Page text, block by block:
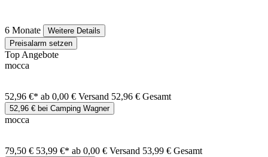
6 Monate
Weitere Details
Preisalarm setzen
Top Angebote
mocca
52,96 €* ab 0,00 € Versand 52,96 € Gesamt
52,96 € bei Camping Wagner
mocca
79,50 € 53,99 €* ab 0,00 € Versand 53,99 € Gesamt